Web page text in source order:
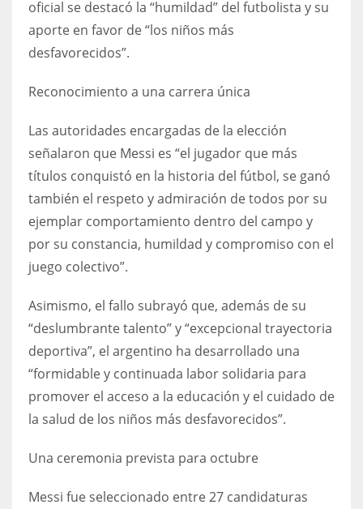
16
OAK
NYG
24
MIA
17
DAL
22
oficial se destacó la “humildad” del futbolista y su
aporte en favor de “los niños más
desfavorecidos”.
Reconocimiento a una carrera única
Las autoridades encargadas de la elección
señalaron que Messi es “el jugador que más
títulos conquistó en la historia del fútbol, se ganó
también el respeto y admiración de todos por su
ejemplar comportamiento dentro del campo y
por su constancia, humildad y compromiso con el
juego colectivo”.
Asimismo, el fallo subrayó que, además de su
“deslumbrante talento” y “excepcional trayectoria
deportiva”, el argentino ha desarrollado una
“formidable y continuada labor solidaria para
promover el acceso a la educación y el cuidado de
la salud de los niños más desfavorecidos”.
Una ceremonia prevista para octubre
Messi fue seleccionado entre 27 candidaturas